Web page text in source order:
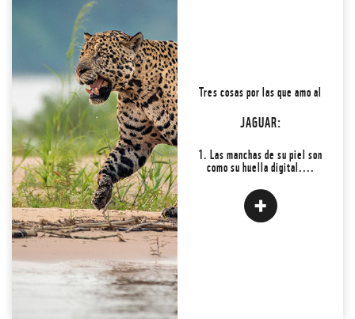
Tres cosas por las que amo al
JAGUAR:
1. Las manchas de su piel son
como su huella digital....
2. Lo que conocemos como
panteras, ¡son jaguares!
Uno de cada 10 tienen
pigmentación oscura 🧐...
Conoce la #3 y
¡LO AMO! ADOPTAR
Back